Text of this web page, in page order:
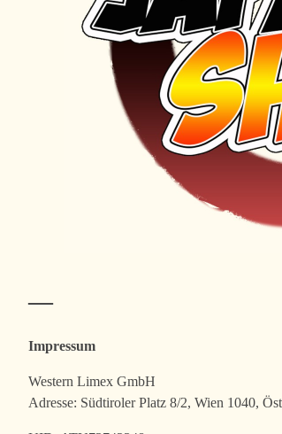
―
Impressum
Western Limex GmbH
Adresse: Südtiroler Platz 8/2, Wien 1040,